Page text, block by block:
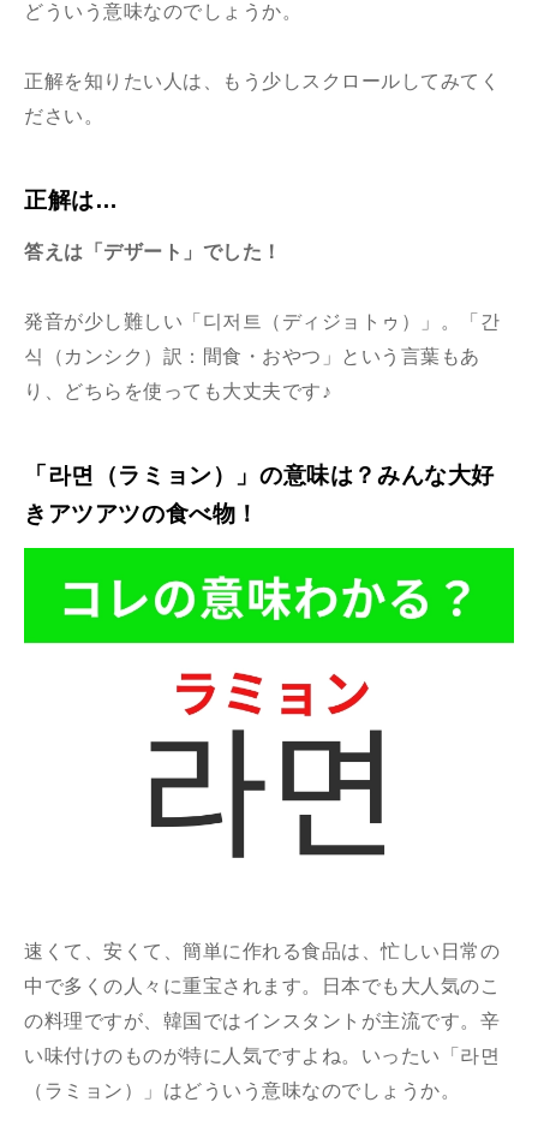
どういう意味なのでしょうか。
正解を知りたい人は、もう少しスクロールしてみてく
ださい。
正解は…
答えは「デザート」でした！
発音が少し難しい「디저트（ディジョトゥ）」。「간
식（カンシク）訳：間食・おやつ」という言葉もあ
り、どちらを使っても大丈夫です♪
「라면（ラミョン）」の意味は？みんな大好
きアツアツの食べ物！
速くて、安くて、簡単に作れる食品は、忙しい日常の
中で多くの人々に重宝されます。日本でも大人気のこ
の料理ですが、韓国ではインスタントが主流です。辛
い味付けのものが特に人気ですよね。いったい「라면
（ラミョン）」はどういう意味なのでしょうか。